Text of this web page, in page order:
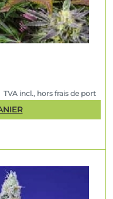
TVA incl., hors frais de port